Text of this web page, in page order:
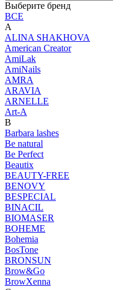
Выберите бренд
ВСЕ
A
ALINA SHAKHOVA
American Creator
AmiLak
AmiNails
AMRA
ARAVIA
ARNELLE
Art-A
B
Barbara lashes
Be natural
Be Perfect
Beautix
BEAUTY-FREE
BENOVY
BESPECIAL
BINACIL
BIOMASER
BOHEME
Bohemia
BosTone
BRONSUN
Brow&Go
BrowXenna